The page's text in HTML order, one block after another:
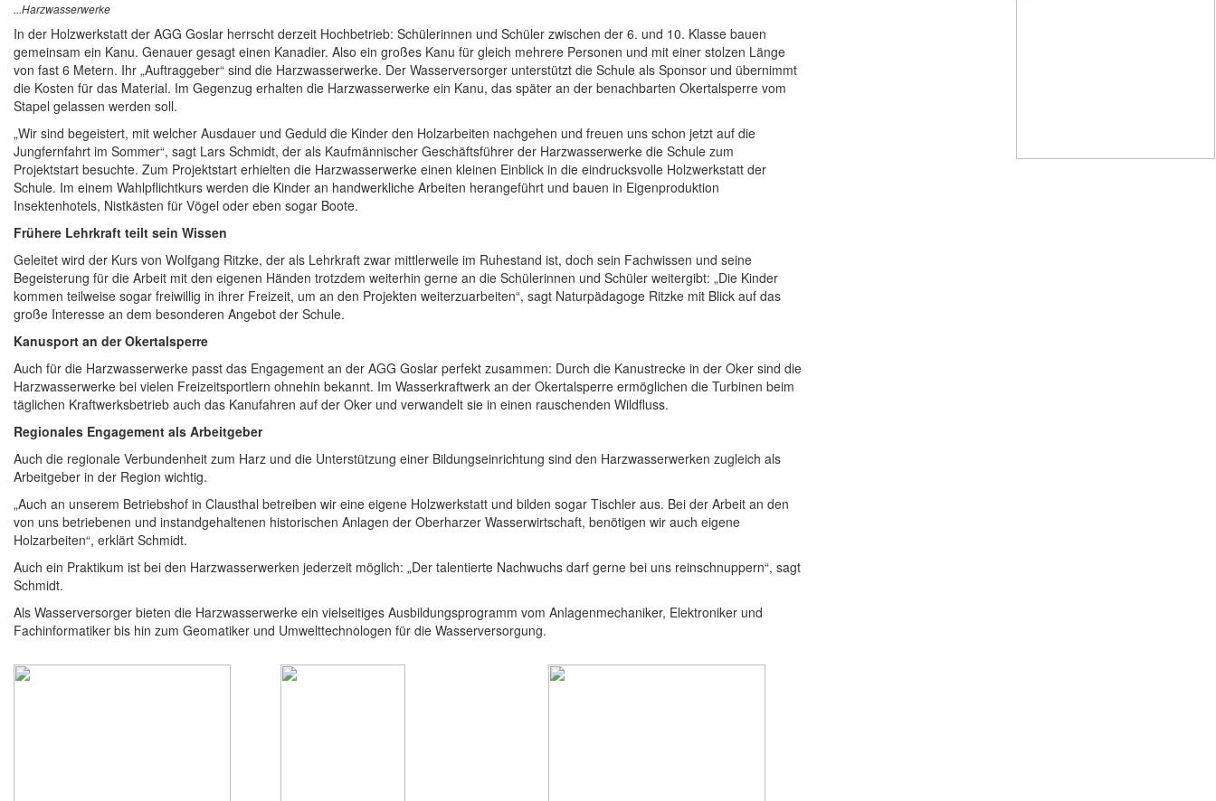
...Harzwasserwerke
In der Holzwerkstatt der AGG Goslar herrscht derzeit Hochbetrieb: Schülerinnen und Schüler zwischen der 6. und 10. Klasse bauen
gemeinsam ein Kanu. Genauer gesagt einen Kanadier. Also ein großes Kanu für gleich mehrere Personen und mit einer stolzen Länge
von fast 6 Metern. Ihr „Auftraggeber“ sind die Harzwasserwerke. Der Wasserversorger unterstützt die Schule als Sponsor und übernimmt
die Kosten für das Material. Im Gegenzug erhalten die Harzwasserwerke ein Kanu, das später an der benachbarten Okertalsperre vom
Stapel gelassen werden soll.
„Wir sind begeistert, mit welcher Ausdauer und Geduld die Kinder den Holzarbeiten nachgehen und freuen uns schon jetzt auf die
Jungfernfahrt im Sommer“, sagt Lars Schmidt, der als Kaufmännischer Geschäftsführer der Harzwasserwerke die Schule zum
Projektstart besuchte. Zum Projektstart erhielten die Harzwasserwerke einen kleinen Einblick in die eindrucksvolle Holzwerkstatt der
Schule. Im einem Wahlpflichtkurs werden die Kinder an handwerkliche Arbeiten herangeführt und bauen in Eigenproduktion
Insektenhotels, Nistkästen für Vögel oder eben sogar Boote.
Frühere Lehrkraft teilt sein Wissen
Geleitet wird der Kurs von Wolfgang Ritzke, der als Lehrkraft zwar mittlerweile im Ruhestand ist, doch sein Fachwissen und seine
Begeisterung für die Arbeit mit den eigenen Händen trotzdem weiterhin gerne an die Schülerinnen und Schüler weitergibt: „Die Kinder
kommen teilweise sogar freiwillig in ihrer Freizeit, um an den Projekten weiterzuarbeiten“, sagt Naturpädagoge Ritzke mit Blick auf das
große Interesse an dem besonderen Angebot der Schule.
Kanusport an der Okertalsperre
Auch für die Harzwasserwerke passt das Engagement an der AGG Goslar perfekt zusammen: Durch die Kanustrecke in der Oker sind die
Harzwasserwerke bei vielen Freizeitsportlern ohnehin bekannt. Im Wasserkraftwerk an der Okertalsperre ermöglichen die Turbinen beim
täglichen Kraftwerksbetrieb auch das Kanufahren auf der Oker und verwandelt sie in einen rauschenden Wildfluss.
Regionales Engagement als Arbeitgeber
Auch die regionale Verbundenheit zum Harz und die Unterstützung einer Bildungseinrichtung sind den Harzwasserwerken zugleich als
Arbeitgeber in der Region wichtig.
„Auch an unserem Betriebshof in Clausthal betreiben wir eine eigene Holzwerkstatt und bilden sogar Tischler aus. Bei der Arbeit an den
von uns betriebenen und instandgehaltenen historischen Anlagen der Oberharzer Wasserwirtschaft, benötigen wir auch eigene
Holzarbeiten“, erklärt Schmidt.
Auch ein Praktikum ist bei den Harzwasserwerken jederzeit möglich: „Der talentierte Nachwuchs darf gerne bei uns reinschnuppern“, sagt
Schmidt.
Als Wasserversorger bieten die Harzwasserwerke ein vielseitiges Ausbildungsprogramm vom Anlagenmechaniker, Elektroniker und
Fachinformatiker bis hin zum Geomatiker und Umwelttechnologen für die Wasserversorgung.